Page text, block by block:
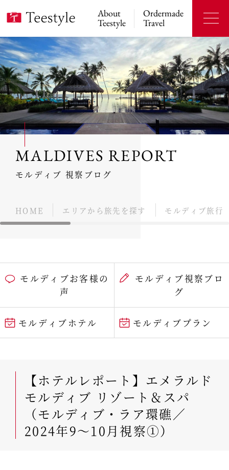
About
Teestyle
Ordermade
Travel
MALDIVES REPORT
モルディブ 視察ブログ
HOME エリアから旅先を探す モルディブ旅行
モルディブお客様の
声
モルディブ視察ブロ
グ
モルディブホテル モルディブプラン
【ホテルレポート】エメラルド
モルディブ リゾート＆スパ
（モルディブ・ラア環礁／
2024年9～10月視察①）